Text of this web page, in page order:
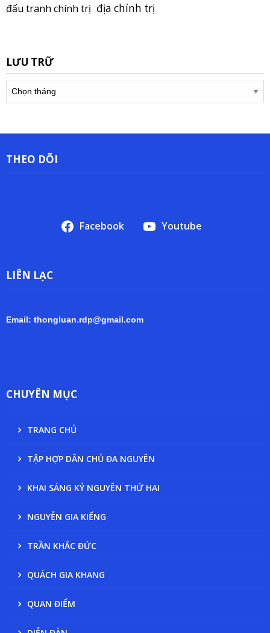
đấu tranh chính trị địa chính trị
LƯU TRỮ
trữ
THEO DÕI
Facebook Youtube
LIÊN LẠC
Email: thongluan.rdp@gmail.com
CHUYÊN MỤC
TRANG CHỦ
TẬP HỢP DÂN CHỦ ĐA NGUYÊN
KHAI SÁNG KỶ NGUYÊN THỨ HAI
NGUYỄN GIA KIỂNG
TRẦN KHẮC ĐỨC
QUÁCH GIA KHANG
QUAN ĐIỂM